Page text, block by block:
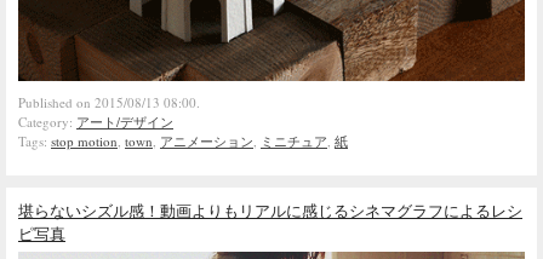
Published on 2015/08/13 08:00.
Category: アート/デザイン
Tags: stop motion, town, アニメーション, ミニチュア, 紙
堪らないシズル感！動画よりもリアルに感じるシネマグラフによるレシ
ピ写真